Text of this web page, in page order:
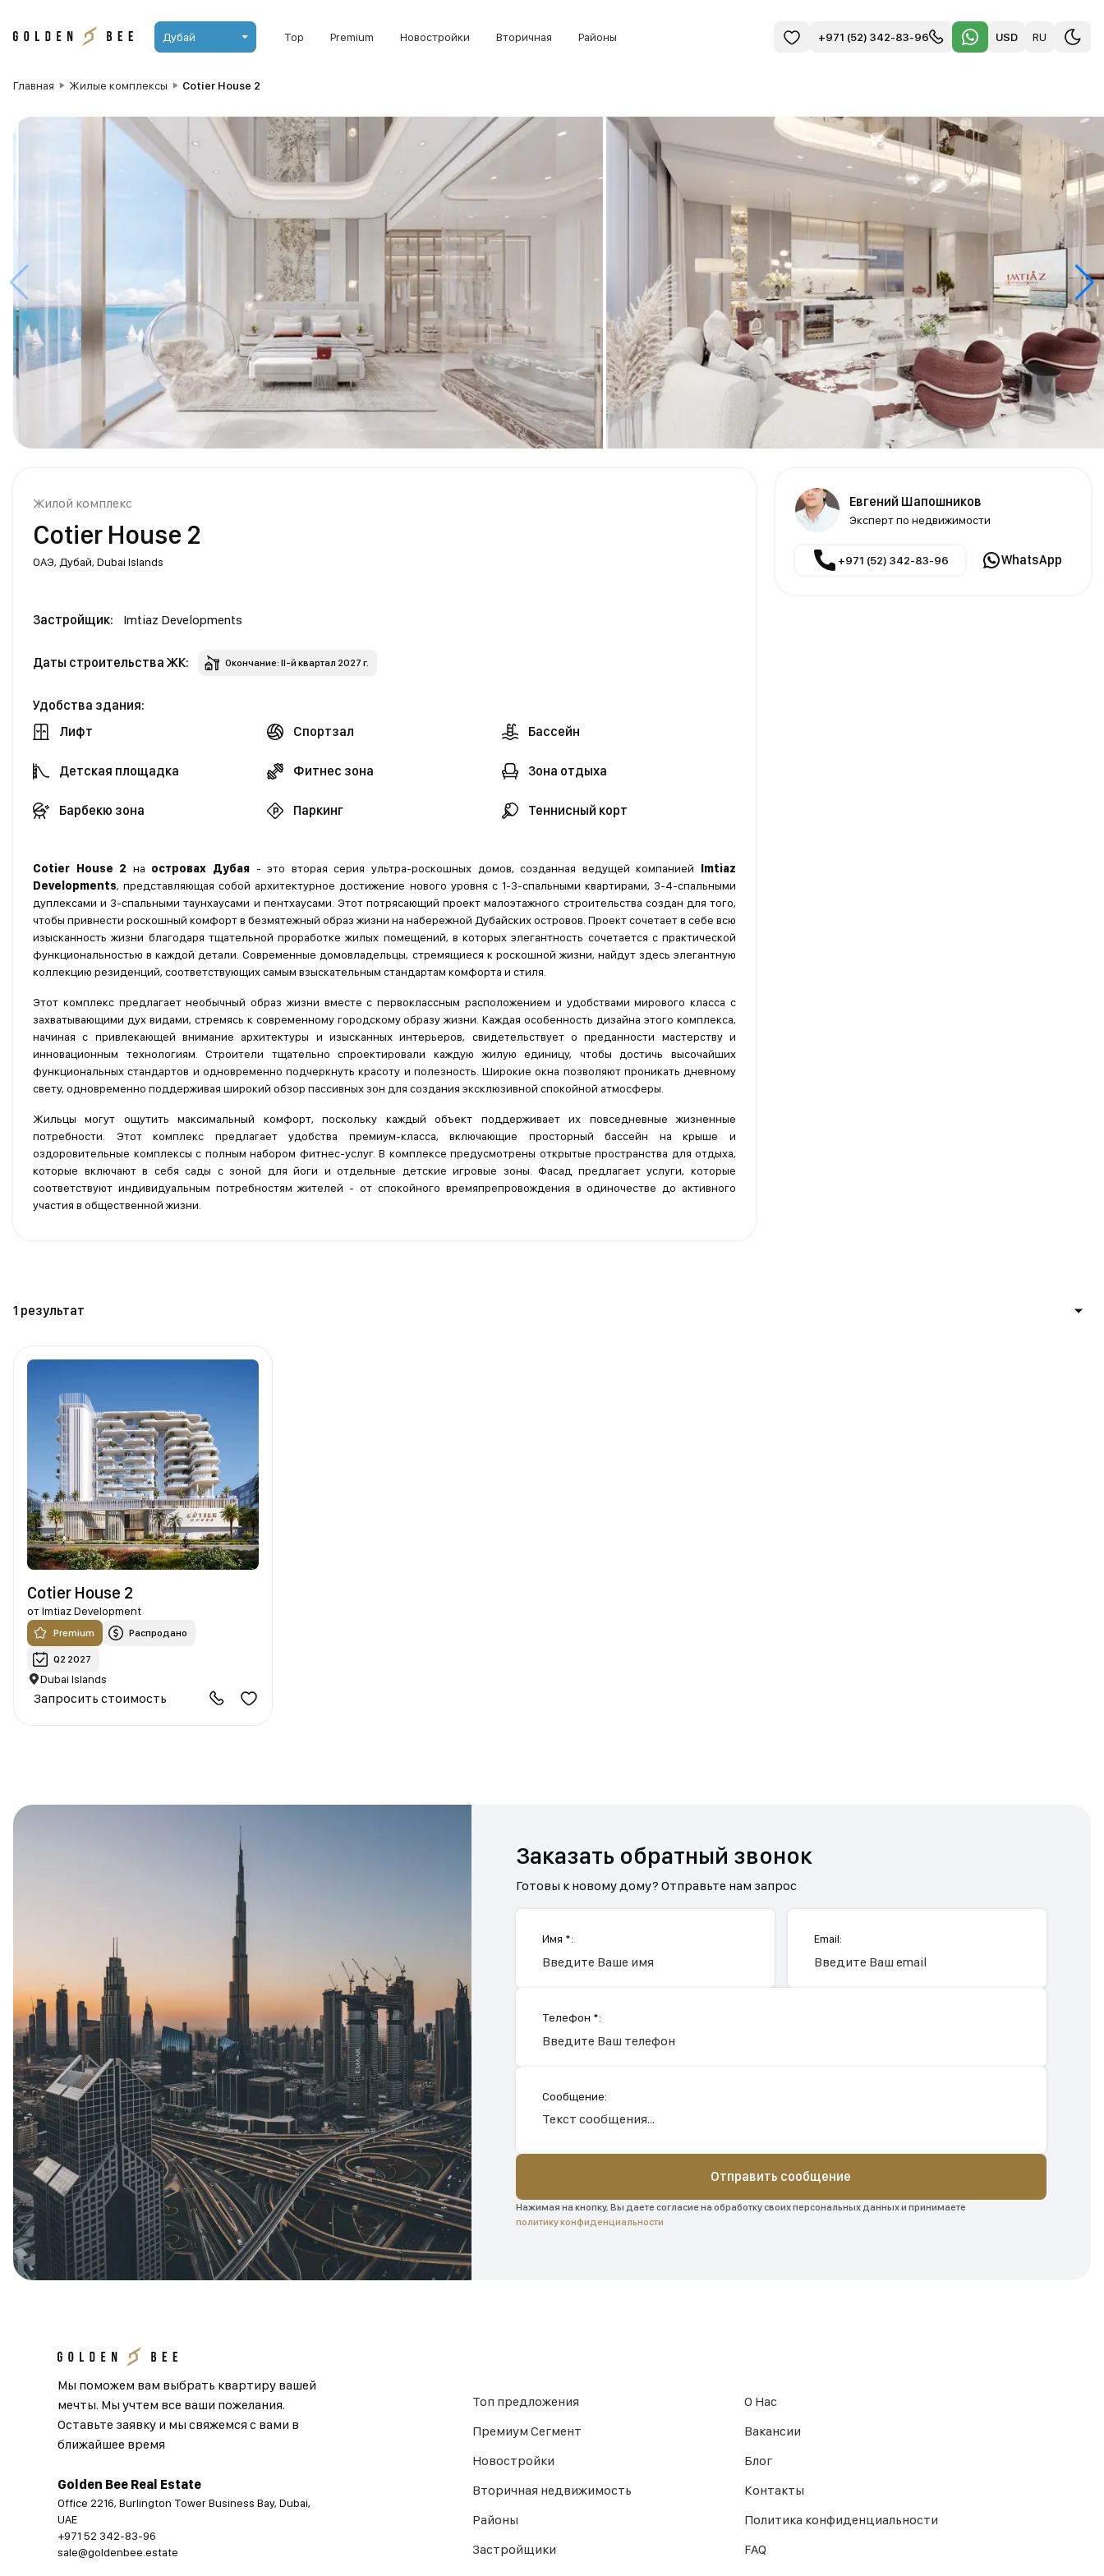
Дубай Top Premium Новостройки Вторичная Районы +971 (52) 342-83-96 USD RU
Главная Жилые комплексы Cotier House 2
Жилой комплекс
Cotier House 2
ОАЭ, Дубай, Dubai Islands
Застройщик: Imtiaz Developments
Даты строительства ЖК: Окончание: II-й квартал 2027 г.
Удобства здания:
Лифт
Спортзал Бассейн
Детская площадка Фитнес зона Зона отдыха
Барбекю зона Паркинг Теннисный корт
Cotier House 2 на островах Дубая - это вторая серия ультра-роскошных домов, созданная ведущей компанией Imtiaz
Developments, представляющая собой архитектурное достижение нового уровня с 1-3-спальными квартирами, 3-4-спальными
дуплексами и 3-спальными таунхаусами и пентхаусами. Этот потрясающий проект малоэтажного строительства создан для того,
чтобы привнести роскошный комфорт в безмятежный образ жизни на набережной Дубайских островов. Проект сочетает в себе всю
изысканность жизни благодаря тщательной проработке жилых помещений, в которых элегантность сочетается с практической
функциональностью в каждой детали. Современные домовладельцы, стремящиеся к роскошной жизни, найдут здесь элегантную
коллекцию резиденций, соответствующих самым взыскательным стандартам комфорта и стиля.
Этот комплекс предлагает необычный образ жизни вместе с первоклассным расположением и удобствами мирового класса с
захватывающими дух видами, стремясь к современному городскому образу жизни. Каждая особенность дизайна этого комплекса,
начиная с привлекающей внимание архитектуры и изысканных интерьеров, свидетельствует о преданности мастерству и
инновационным технологиям. Строители тщательно спроектировали каждую жилую единицу, чтобы достичь высочайших
функциональных стандартов и одновременно подчеркнуть красоту и полезность. Широкие окна позволяют проникать дневному
свету, одновременно поддерживая широкий обзор пассивных зон для создания эксклюзивной спокойной атмосферы.
Жильцы могут ощутить максимальный комфорт, поскольку каждый объект поддерживает их повседневные жизненные
потребности. Этот комплекс предлагает удобства премиум-класса, включающие просторный бассейн на крыше и
оздоровительные комплексы с полным набором фитнес-услуг. В комплексе предусмотрены открытые пространства для отдыха,
которые включают в себя сады с зоной для йоги и отдельные детские игровые зоны. Фасад предлагает услуги, которые
соответствуют индивидуальным потребностям жителей - от спокойного времяпрепровождения в одиночестве до активного
участия в общественной жизни.
Евгений Шапошников
Эксперт по недвижимости
+971 (52) 342-83-96 WhatsApp
1 результат
Cotier House 2
отImtiaz Development
Premium Распродано
Q2 2027
Dubai Islands
Запросить стоимость
Заказать обратный звонок
Готовы к новому дому? Отправьте нам запрос
Имя *: Email:
Телефон *:
Сообщение:
Отправить сообщение
Нажимая на кнопку, Вы даете согласие на обработку своих персональных данных и принимаете
политику конфиденциальности
Мы поможем вам выбрать квартиру вашей
мечты. Мы учтем все ваши пожелания.
Оставьте заявку и мы свяжемся с вами в
ближайшее время
Golden Bee Real Estate
Office 2216, Burlington Tower Business Bay, Dubai,
UAE
+971 52 342-83-96
sale@goldenbee.estate
Топ предложения
Премиум Сегмент
Новостройки
Вторичная недвижимость
Районы
Застройщики
О Нас
Вакансии
Блог
Контакты
Политика конфиденциальности
FAQ